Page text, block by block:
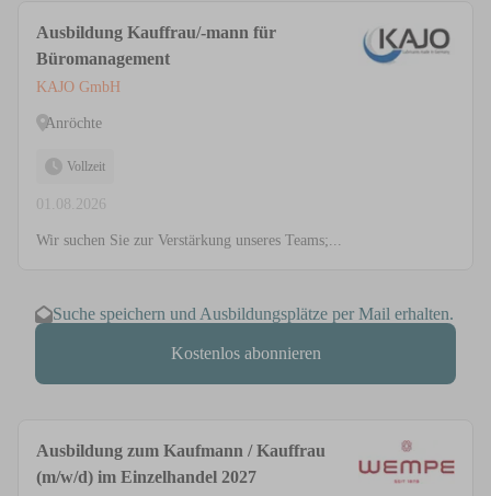
Ausbildung Kauffrau/-mann für
Büromanagement
KAJO GmbH
Anröchte
Vollzeit
01.08.2026
Wir suchen Sie zur Verstärkung unseres Teams;...
Suche speichern und Ausbildungsplätze per Mail erhalten.
Kostenlos abonnieren
Ausbildung zum Kaufmann / Kauffrau
(m/w/d) im Einzelhandel 2027